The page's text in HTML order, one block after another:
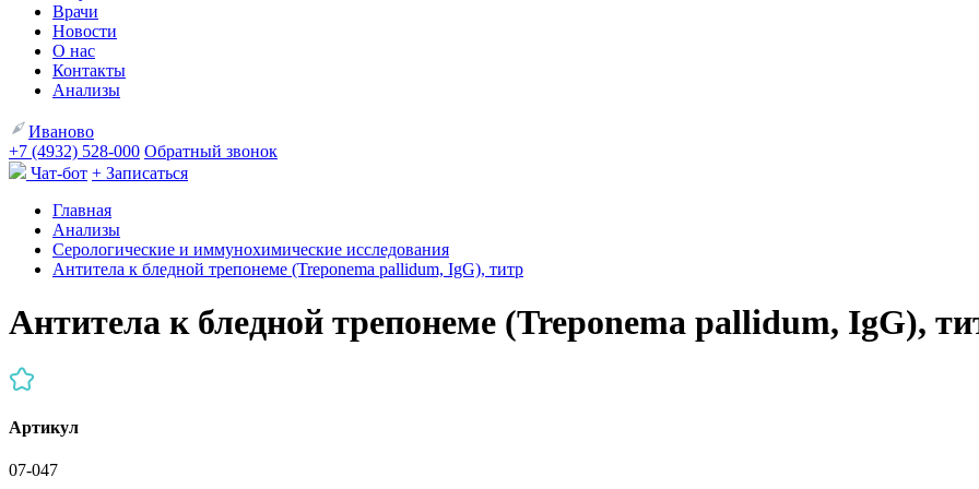
Врачи
Новости
О нас
Контакты
Анализы
Иваново
+7 (4932) 528-000 Обратный звонок
Чат-бот + Записаться
Главная
Анализы
Серологические и иммунохимические исследования
Антитела к бледной трепонеме (Treponema pallidum, IgG), титр
Антитела к бледной трепонеме (Treponema pallidum, IgG),
Артикул
07-047